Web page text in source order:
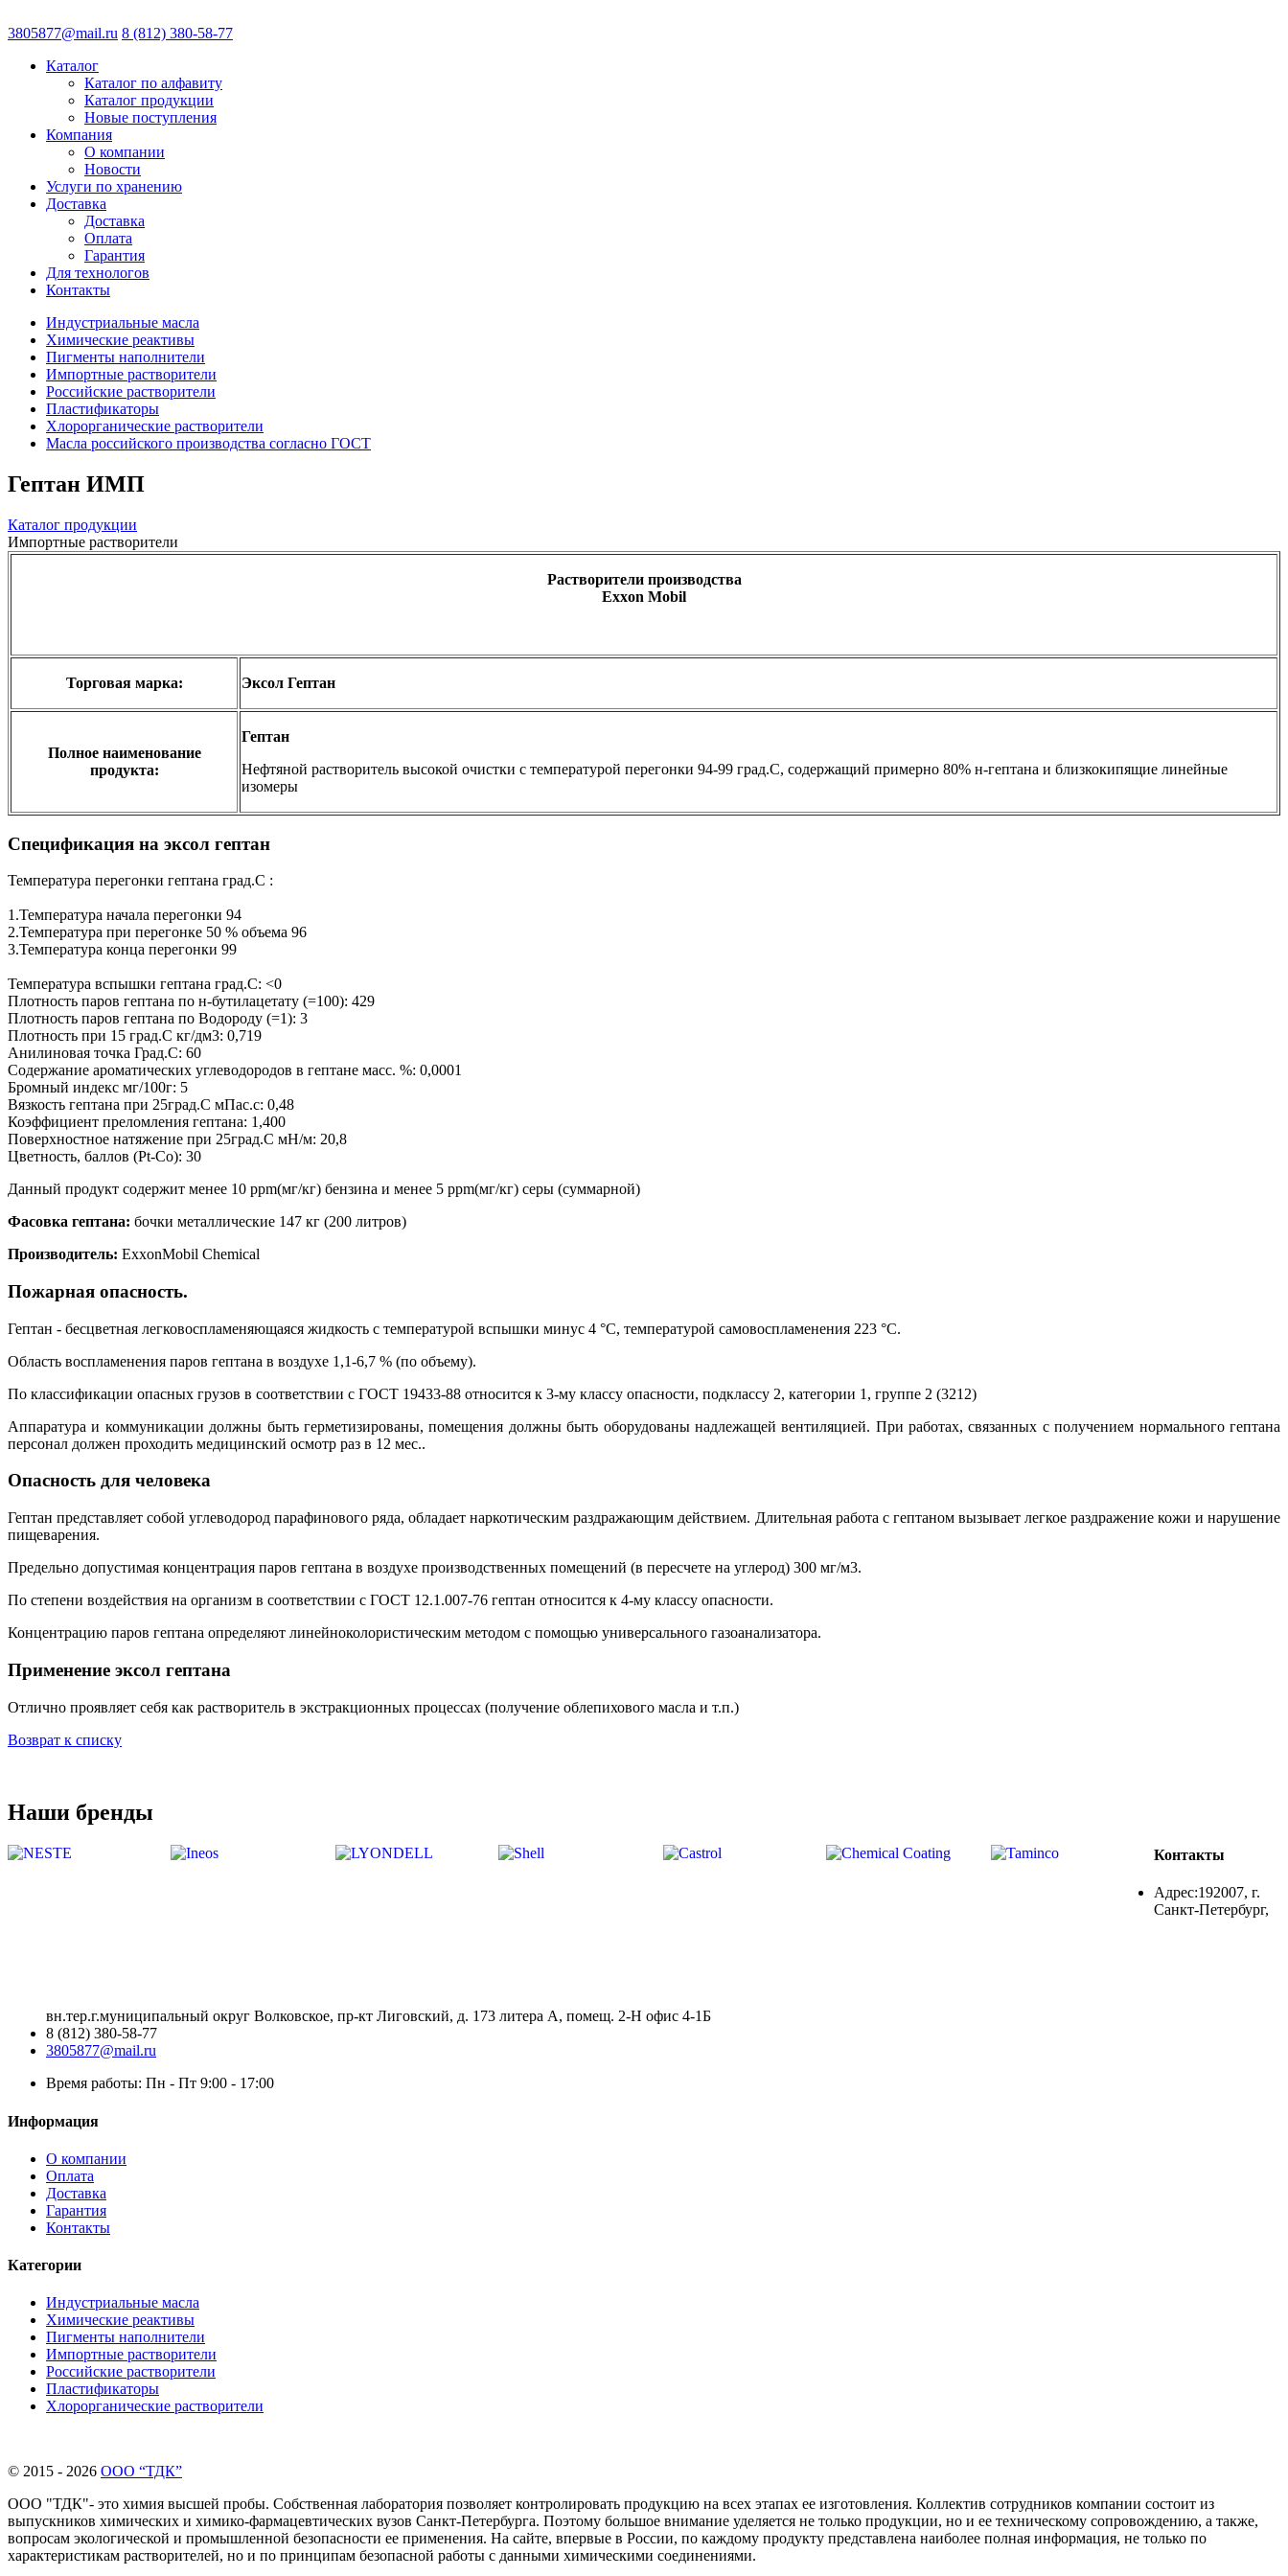
3805877@mail.ru 8 (812) 380-58-77
Каталог
Каталог по алфавиту
Каталог продукции
Новые поступления
Компания
О компании
Новости
Услуги по хранению
Доставка
Доставка
Оплата
Гарантия
Для технологов
Контакты
Индустриальные масла
Химические реактивы
Пигменты наполнители
Импортные растворители
Российские растворители
Пластификаторы
Хлорорганические растворители
Масла российского производства согласно ГОСТ
Гептан ИМП
Каталог продукции
Импортные растворители
Растворители производства
Exxon Mobil
Торговая марка: Эксол Гептан
Полное наименование
продукта:
Гептан
Нефтяной растворитель высокой очистки с температурой перегонки 94-99 град.С, содержащий примерно 80% н-гептана и близкокипящие линейные
изомеры
Спецификация на эксол гептан
Температура перегонки гептана град.С :
1.Температура начала перегонки 94
2.Температура при перегонке 50 % объема 96
3.Температура конца перегонки 99
Температура вспышки гептана град.С: <0
Плотность паров гептана по н-бутилацетату (=100): 429
Плотность паров гептана по Водороду (=1): 3
Плотность при 15 град.С кг/дм3: 0,719
Анилиновая точка Град.С: 60
Содержание ароматических углеводородов в гептане масс. %: 0,0001
Бромный индекс мг/100г: 5
Вязкость гептана при 25град.С мПас.с: 0,48
Коэффициент преломления гептана: 1,400
Поверхностное натяжение при 25град.С мН/м: 20,8
Цветность, баллов (Pt-Co): 30
Данный продукт содержит менее 10 ppm(мг/кг) бензина и менее 5 ppm(мг/кг) серы (суммарной)
Фасовка гептана: бочки металлические 147 кг (200 литров)
Производитель: ExxonMobil Chemical
Пожарная опасность.
Гептан - бесцветная легковоспламеняющаяся жидкость с температурой вспышки минус 4 °С, температурой самовоспламенения 223 °С.
Область воспламенения паров гептана в воздухе 1,1-6,7 % (по объему).
По классификации опасных грузов в соответствии с ГОСТ 19433-88 относится к 3-му классу опасности, подклассу 2, категории 1, группе 2 (3212)
Аппаратура и коммуникации должны быть герметизированы, помещения должны быть оборудованы надлежащей вентиляцией. При работах, связанных с получением нормального гептана
персонал должен проходить медицинский осмотр раз в 12 мес..
Опасность для человека
Гептан представляет собой углеводород парафинового ряда, обладает наркотическим раздражающим действием. Длительная работа с гептаном вызывает легкое раздражение кожи и нарушение
пищеварения.
Предельно допустимая концентрация паров гептана в воздухе производственных помещений (в пересчете на углерод) 300 мг/м3.
По степени воздействия на организм в соответствии с ГОСТ 12.1.007-76 гептан относится к 4-му классу опасности.
Концентрацию паров гептана определяют линейноколористическим методом с помощью универсального газоанализатора.
Применение эксол гептана
Отлично проявляет себя как растворитель в экстракционных процессах (получение облепихового масла и т.п.)
Возврат к списку
Наши бренды
Контакты
Адрес:192007, г.
Санкт-Петербург,
вн.тер.г.муниципальный округ Волковское, пр-кт Лиговский, д. 173 литера А, помещ. 2-Н офис 4-1Б
8 (812) 380-58-77
3805877@mail.ru
Время работы: Пн - Пт 9:00 - 17:00
Информация
О компании
Оплата
Доставка
Гарантия
Контакты
Категории
Индустриальные масла
Химические реактивы
Пигменты наполнители
Импортные растворители
Российские растворители
Пластификаторы
Хлорорганические растворители
© 2015 - 2026 ООО “ТДК”
ООО "ТДК"- это химия высшей пробы. Собственная лаборатория позволяет контролировать продукцию на всех этапах ее изготовления. Коллектив сотрудников компании состоит из
выпускников химических и химико-фармацевтических вузов Санкт-Петербурга. Поэтому большое внимание уделяется не только продукции, но и ее техническому сопровождению, а также,
вопросам экологической и промышленной безопасности ее применения. На сайте, впервые в России, по каждому продукту представлена наиболее полная информация, не только по
характеристикам растворителей, но и по принципам безопасной работы с данными химическими соединениями.